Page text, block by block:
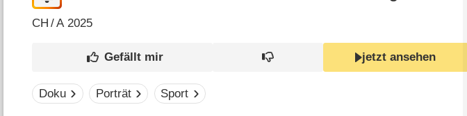
CH /A 2025
jetzt ansehen
Doku Porträt Sport